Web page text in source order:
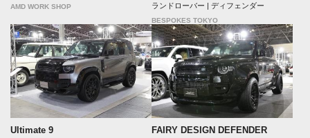
AMD WORK SHOP ランドローバー | ディフェンダー
BESPOKES TOKYO
Ultimate 9 FAIRY DESIGN DEFENDER